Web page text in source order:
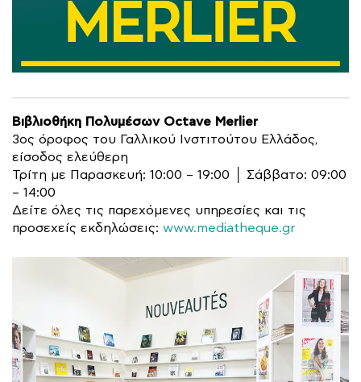
Βιβλιοθήκη Πολυμέσων Octave Merlier
3ος όροφος του Γαλλικού Ινστιτούτου Ελλάδος,
είσοδος ελεύθερη
Τρίτη με Παρασκευή: 10:00 – 19:00 │ Σάββατο: 09:00
– 14:00
Δείτε όλες τις παρεχόμενες υπηρεσίες και τις
προσεχείς εκδηλώσεις: www.mediatheque.gr